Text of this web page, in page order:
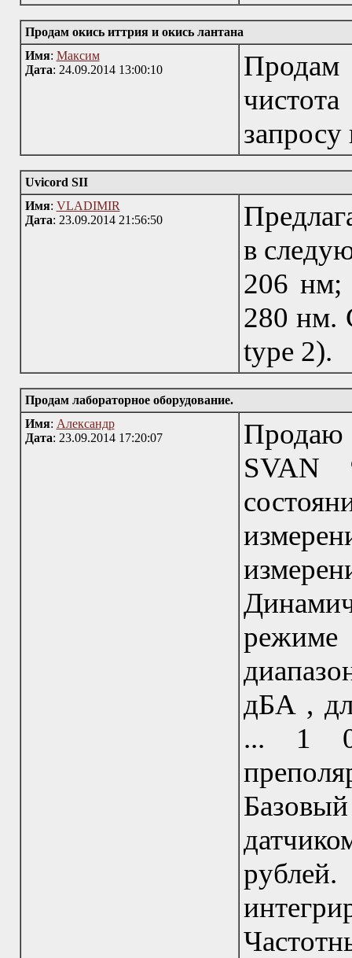
Продам окись иттрия и окись лантана
Имя: Максим
Дата: 24.09.2014 13:00:10
Продам
Uvicord SII
Имя: VLADIMIR
Дата: 23.09.2014 21:56:50
в
206 нм;
280 нм.
type 2).
Продам лабораторное оборудование.
Имя: Александр
Дата: 23.09.2014 17:20:07
Продаю
SVAN
дБА ,
... 1